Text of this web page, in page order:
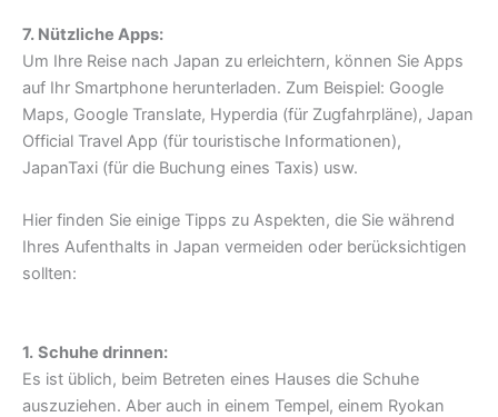
7. Nützliche Apps:
Um Ihre Reise nach Japan zu erleichtern, können Sie Apps
auf Ihr Smartphone herunterladen. Zum Beispiel: Google
Maps, Google Translate, Hyperdia (für Zugfahrpläne), Japan
Official Travel App (für touristische Informationen),
JapanTaxi (für die Buchung eines Taxis) usw.
Hier finden Sie einige Tipps zu Aspekten, die Sie während
Ihres Aufenthalts in Japan vermeiden oder berücksichtigen
sollten:
1. Schuhe drinnen:
Es ist üblich, beim Betreten eines Hauses die Schuhe
auszuziehen. Aber auch in einem Tempel, einem Ryokan